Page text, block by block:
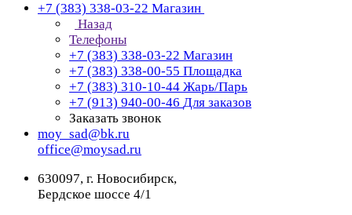
+7 (383) 338-03-22 Магазин
Назад
Телефоны
+7 (383) 338-03-22 Магазин
+7 (383) 338-00-55 Площадка
+7 (383) 310-10-44 Жарь/Парь
+7 (913) 940-00-46 Для заказов
Заказать звонок
moy_sad@bk.ru
office@moysad.ru
630097, г. Новосибирск,
Бердское шоссе 4/1